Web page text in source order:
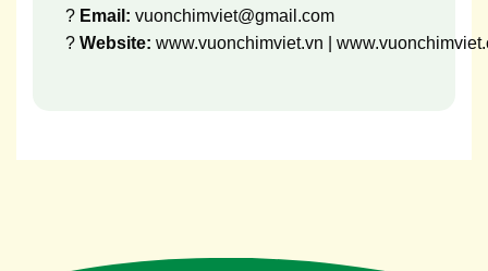
? Email: vuonchimviet@gmail.com
? Website: www.vuonchimviet.vn